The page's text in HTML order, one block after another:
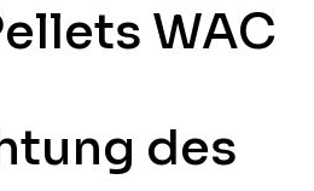
WAC
des